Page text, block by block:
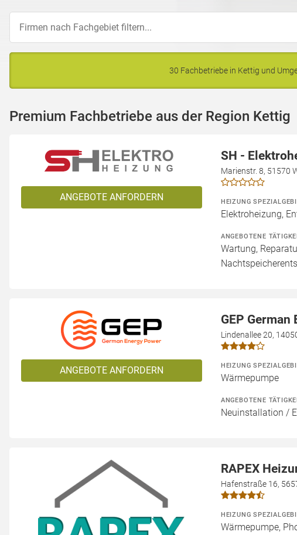
30 Fachbetriebe in Kettig und
Premium Fachbetriebe aus der Region Kettig
ANGEBOTE ANFORDERN
SH -
Marienstr. 8, 51570
HEIZUNG
Elektroheizung,
ANGEBOTENE
Wartung,
ANGEBOTE ANFORDERN
GEP German
Lindenallee 20,
HEIZUNG
Wärmepumpe
ANGEBOTENE
Neuinstallation /
RAPEX
Hafenstraße 16,
HEIZUNG
Wärmepumpe,